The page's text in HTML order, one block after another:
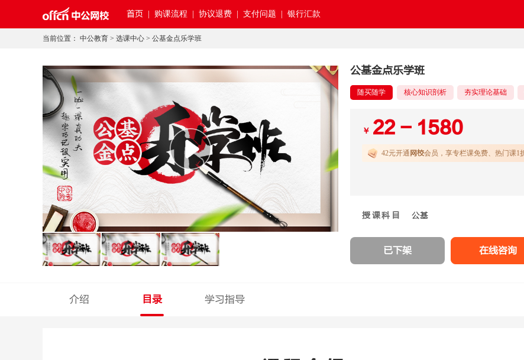
首页 购课流程 | 协议退费 | 支付问题 | 银行汇款
当前位置： 中公教育 > 选课中心 > 公基金点乐学班
公基金点乐学班
随买随学 核心知识剖析 夯实理论基础
￥ 22 - 1580
42元开通 网校会员，享专栏课免费、热门课1
授课科目 公基
已下架 在线咨询
介绍 目录 学习指导